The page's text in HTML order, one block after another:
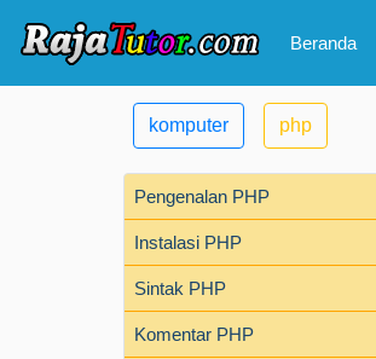
Beranda
komputer php
Pengenalan PHP
Instalasi PHP
Sintak PHP
Komentar PHP